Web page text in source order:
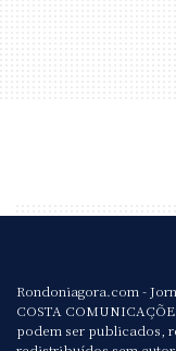
Rondoniagora.com -
COSTA
podem ser publicados,